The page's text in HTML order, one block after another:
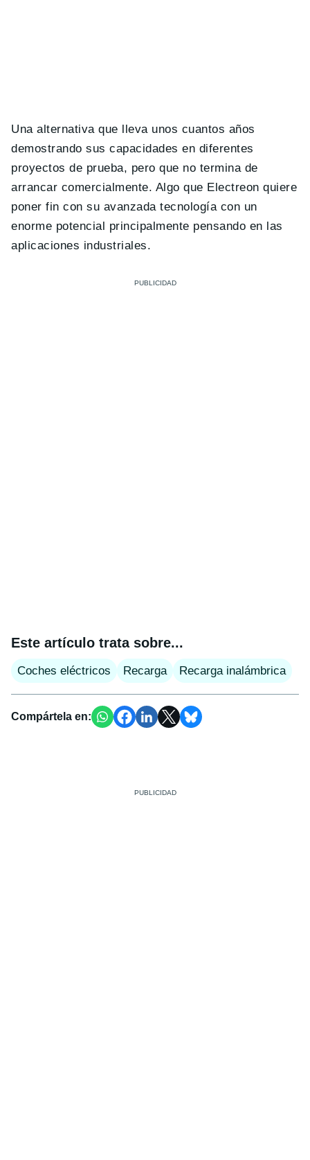
Una alternativa que lleva unos cuantos años
demostrando sus capacidades en diferentes
proyectos de prueba, pero que no termina de
arrancar comercialmente. Algo que Electreon quiere
poner fin con su avanzada tecnología con un
enorme potencial principalmente pensando en las
aplicaciones industriales.
Este artículo trata sobre...
Coches eléctricos Recarga Recarga inalámbrica
Compártela en: